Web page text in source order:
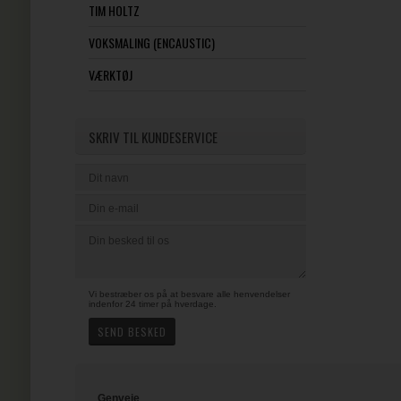
TIM HOLTZ
VOKSMALING (ENCAUSTIC)
VÆRKTØJ
SKRIV TIL KUNDESERVICE
Vi bestræber os på at besvare alle henvendelser
indenfor 24 timer på hverdage.
Genveje